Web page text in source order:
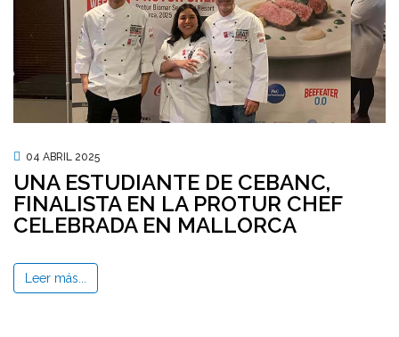
04 ABRIL 2025
UNA ESTUDIANTE DE CEBANC,
FINALISTA EN LA PROTUR CHEF
CELEBRADA EN MALLORCA
Leer más...